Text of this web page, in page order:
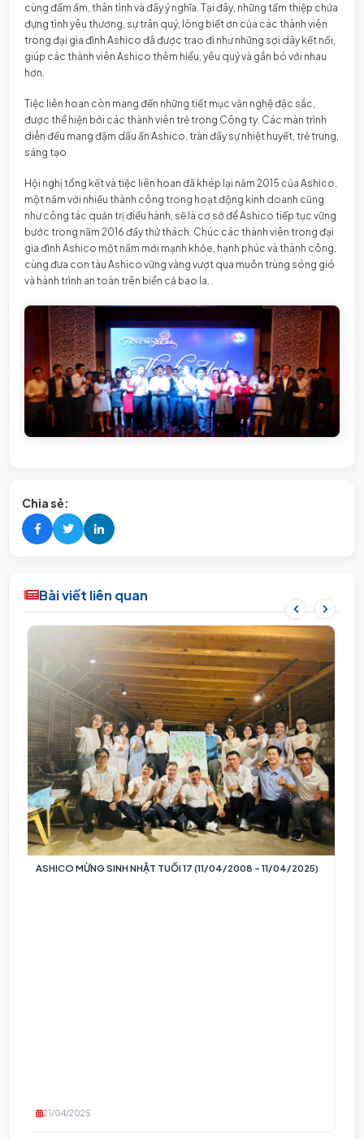
cùng đầm ấm, thân tình và đầy ý nghĩa. Tại đây, những tấm thiệp chứa
đựng tình yêu thương, sự trân quý, lòng biết ơn của các thành viên
trong đại gia đình Ashico đã được trao đi như những sợi dây kết nối,
giúp các thành viên Ashico thêm hiểu, yêu quý và gắn bó với nhau
hơn.
Tiệc liên hoan còn mang đến những tiết mục văn nghệ đặc sắc,
được thể hiện bởi các thành viên trẻ trong Công ty. Các màn trình
diễn đều mang đậm dấu ấn Ashico, tràn đầy sự nhiệt huyết, trẻ trung,
sáng tạo
Hội nghị tổng kết và tiệc liên hoan đã khép lại năm 2015 của Ashico,
một năm với nhiều thành công trong hoạt động kinh doanh cũng
như công tác quản trị điều hành, sẽ là cơ sở để Ashico tiếp tục vững
bước trong năm 2016 đầy thử thách. Chúc các thành viên trong đại
gia đình Ashico một năm mới mạnh khỏe, hạnh phúc và thành công,
cùng đưa con tàu Ashico vững vàng vượt qua muôn trùng sóng gió
và hành trình an toàn trên biển cả bao la. .
Chia sẻ:
Bài viết liên quan
ASHICO MỪNG SINH NHẬT TUỔI 17 (11/04/2008 – 11/04/2025)
21/04/2025